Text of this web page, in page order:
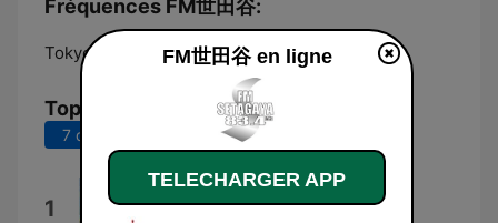
Fréquences FM世田谷:
Tokyo: 83.4 FM
Top titres
7 derniers jours 30 derniers jours
1
FM世田谷 en ligne
TELECHARGER APP